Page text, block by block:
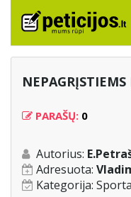
PARAŠŲ: 0
Autorius:
Adresuota:
Kategorija: